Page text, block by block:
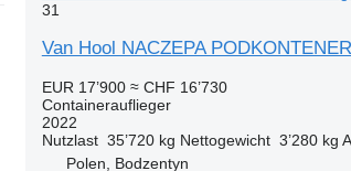
31
Van Hool NACZEPA
EUR 17’900 ≈ CHF 16’730
Containerauflieger
2022
Nutzlast 35’720 kg Nettogewicht 3’280 kg
Polen, Bodzentyn